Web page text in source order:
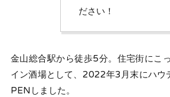
ださい！
金山総合駅から徒歩5分。住宅街にこ
イン酒場として、2022年3月末にハウ
PENしました。